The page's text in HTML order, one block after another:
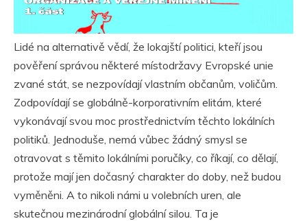
Lidé na alternativě vědí, že lokajští politici, kteří jsou
pověření správou některé místodržavy Evropské unie
zvané stát, se nezpovídají vlastním občanům, voličům.
Zodpovídají se globálně-korporativním elitám, které
vykonávají svou moc prostřednictvím těchto lokálních
politiků. Jednoduše, nemá vůbec žádný smysl se
otravovat s těmito lokálními poručíky, co říkají, co dělají,
protože mají jen dočasný charakter do doby, než budou
vyměněni. A to nikoli námi u volebních uren, ale
skutečnou mezinárodní globální silou. Ta je